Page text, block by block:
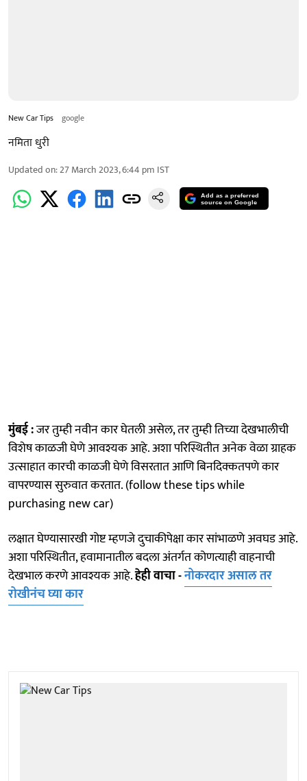
New Car Tips google
नमिता धुरी
Updated on:27 March 2023, 6:44 pm IST
Add as a preferred
source on Google
मुंबई :जर तुम्ही नवीन कार घेतली असेल, तर तुम्ही तिच्या देखभालीची
विशेष काळजी घेणे आवश्यक आहे. अशा परिस्थितीत अनेक वेळा ग्राहक
उत्साहात कारची काळजी घेणे विसरतात आणि बिनदिक्कतपणे कार
वापरण्यास सुरुवात करतात. (follow these tips while
purchasing new car)
लक्षात घेण्यासारखी गोष्ट म्हणजे दुचाकीपेक्षा कार सांभाळणे अवघड आहे.
अशा परिस्थितीत, हवामानातील बदला अंतर्गत कोणत्याही वाहनाची
देखभाल करणे आवश्यक आहे.हेही वाचा -नोकरदार असाल तर
रोखीनंच घ्या कार